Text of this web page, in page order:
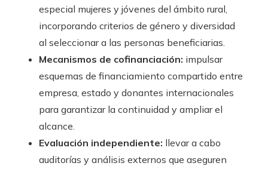
especial mujeres y jóvenes del ámbito rural,
incorporando criterios de género y diversidad
al seleccionar a las personas beneficiarias.
Mecanismos de cofinanciación: impulsar
esquemas de financiamiento compartido entre
empresa, estado y donantes internacionales
para garantizar la continuidad y ampliar el
alcance.
Evaluación independiente: llevar a cabo
auditorías y análisis externos que aseguren